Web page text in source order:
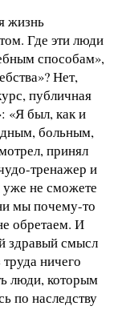
жизнь
Где эти люди
способам»,
Нет,
публичная
«Я был, как и
больным,
принял
тренажер и
уже не сможете
мы почему-то
обретаем. И
здравый смысл
ничего
люди, которым
по наследству